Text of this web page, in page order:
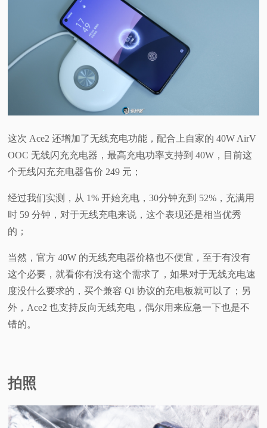
这次 Ace2 还增加了无线充电功能，配合上自家的 40W AirV
OOC 无线闪充充电器，最高充电功率支持到 40W，目前这
个无线闪充充电器售价 249 元；
经过我们实测，从 1% 开始充电，30分钟充到 52%，充满用
时 59 分钟，对于无线充电来说，这个表现还是相当优秀
的；
当然，官方 40W 的无线充电器价格也不便宜，至于有没有
这个必要，就看你有没有这个需求了，如果对于无线充电速
度没什么要求的，买个兼容 Qi 协议的充电板就可以了；另
外，Ace2 也支持反向无线充电，偶尔用来应急一下也是不
错的。
拍照